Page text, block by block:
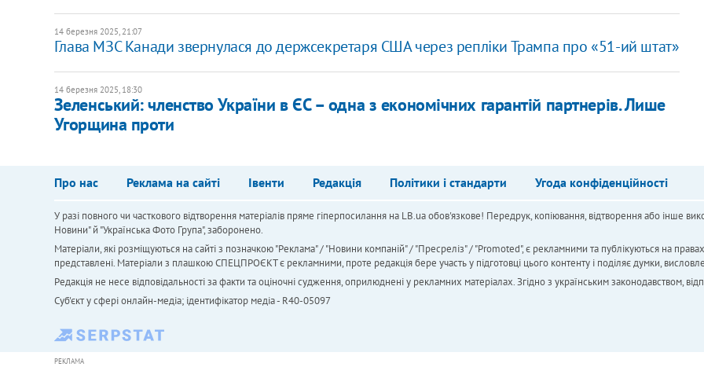
14 березня 2025, 21:07
Глава МЗС Канади звернулася до держсекретаря США через репліки Трампа про «51-ий штат»
14 березня 2025, 18:30
​Зеленський: членство України в ЄС – одна з економічних гарантій партнерів. Лише
Угорщина проти
Про нас Реклама на сайті Івенти Редакція Політики і стандарти Угода конфіденційності
У разі повного чи часткового відтворення матеріалів пряме гіперпосилання на LB.ua обов'язкове! Передрук, копіювання, відтворення або інше
Новини" й "Українська Фото Група", заборонено.
Матеріали, які розміщуються на сайті з позначкою "Реклама" / "Новини компаній" / "Пресреліз" / "Promoted", є рекламними та публікуються на
представлені. Матеріали з плашкою СПЕЦПРОЄКТ є рекламними, проте редакція бере участь у підготовці цього контенту і поділяє думки,
Редакція не несе відповідальності за факти та оціночні судження, оприлюднені у рекламних матеріалах. Згідно з українським законодавством,
Cуб'єкт у сфері онлайн-медіа; ідентифікатор медіа - R40-05097
РЕКЛАМА